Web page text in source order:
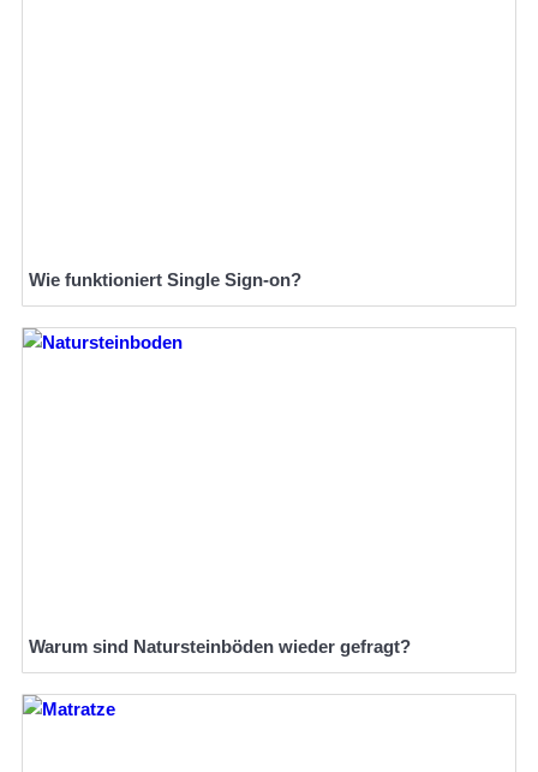
Wie funktioniert Single Sign-on?
Warum sind Natursteinböden wieder gefragt?